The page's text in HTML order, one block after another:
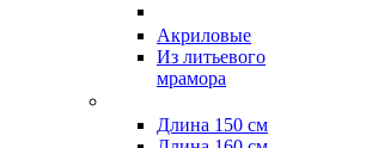
Акриловые
Из литьевого
мрамора
Длина 150 см